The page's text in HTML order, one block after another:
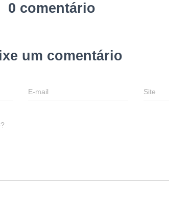
0 comentário
um comentário
E-mail Site